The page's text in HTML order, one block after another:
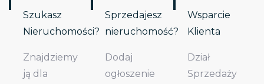
Szukasz
Nieruchomości?
Znajdziemy
ją dla
Sprzedajesz
nieruchomość?
Dodaj
ogłoszenie
Wsparcie
Klienta
Dział
Sprzedaży